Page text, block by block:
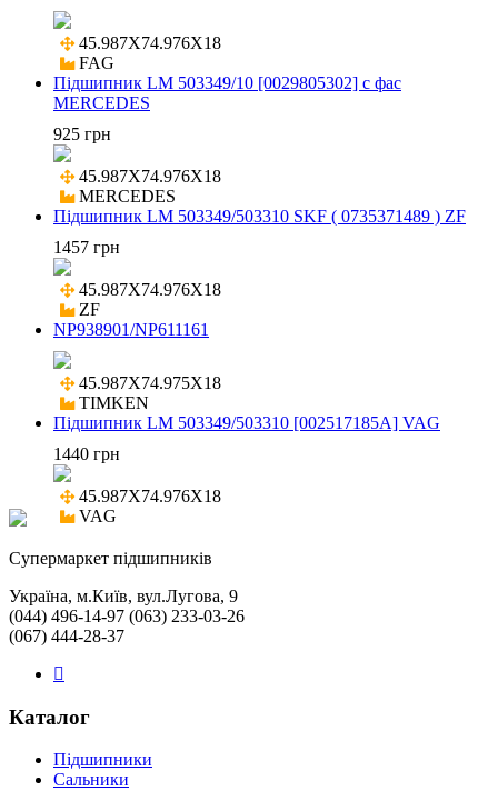
45.987X74.976X18
FAG
Підшипник LM 503349/10 [0029805302] с фас
MERCEDES
925 грн
45.987X74.976X18
MERCEDES
Підшипник LM 503349/503310 SKF ( 0735371489 ) ZF
1457 грн
45.987X74.976X18
ZF
NP938901/NP611161
45.987X74.975X18
TIMKEN
Підшипник LM 503349/503310 [002517185A] VAG
1440 грн
45.987X74.976X18
VAG
Cупермаркет підшипників
Україна, м.Київ, вул.Лугова, 9
(044) 496-14-97 (063) 233-03-26
(067) 444-28-37
Каталог
Підшипники
Сальники